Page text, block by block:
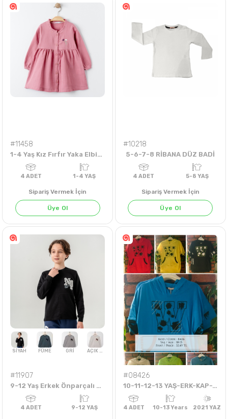
ADET
#11458
1-4 Yaş Kız Fırfır Yaka Elbise
ADET
Sipariş Vermek İçin
Üye Ol
#10218
5-6-7-8 RİBANA DÜZ BADİ
4ADET 5-8
Sipariş Vermek İçin
Üye Ol
#11907
9-12 Yaş Erkek Önparçalı Kabartmalı Sweat
#08426
10-11-12-13 YAŞ-ERK-KAP-TİŞÖRT-FREEDOM